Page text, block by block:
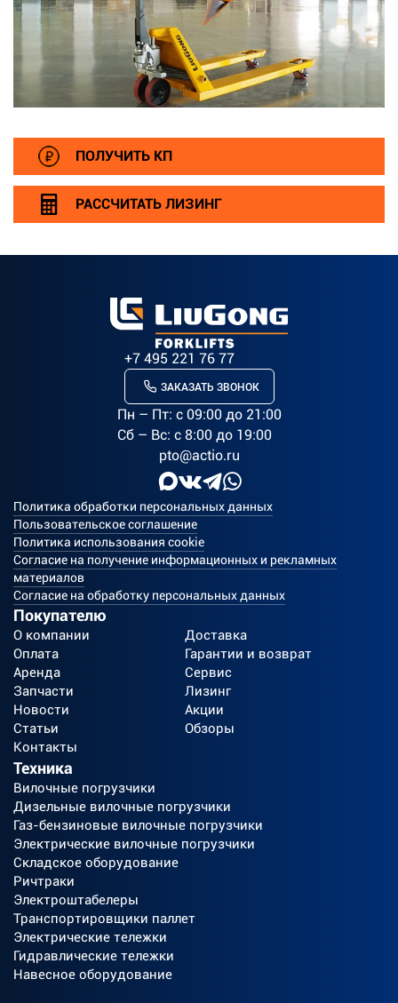
ПОЛУЧИТЬ КП
РАССЧИТАТЬ ЛИЗИНГ
+7 495 221 76 77
ЗАКАЗАТЬ ЗВОНОК
Пн – Пт: c 09:00 до 21:00
Сб – Вс: с 8:00 до 19:00
pto@actio.ru
Политика обработки персональных данных
Пользовательское соглашение
Политика использования cookie
Согласие на получение информационных и рекламных
материалов
Согласие на обработку персональных данных
Покупателю
О компании
Доставка
Оплата
Гарантии и возврат
Аренда
Сервис
Запчасти
Лизинг
Новости
Акции
Статьи
Обзоры
Контакты
Техника
Вилочные погрузчики
Дизельные вилочные погрузчики
Газ-бензиновые вилочные погрузчики
Электрические вилочные погрузчики
Складское оборудование
Ричтраки
Электроштабелеры
Транспортировщики паллет
Электрические тележки
Гидравлические тележки
Навесное оборудование